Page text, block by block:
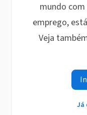
mundo
emprego,
Veja
Já